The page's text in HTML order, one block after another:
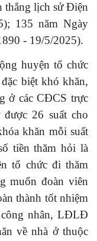
thắng lịch sử Điện
135 năm Ngày
- 19/5/2025).
huyện tổ chức
biệt khó khăn,
ở các CĐCS trực
26 suất cho
khăn mỗi suất
tiền thăm hỏi là
tổ chức đi thăm
muốn đoàn viên
thành tốt nhiệm
nhân, LĐLĐ
về nhà ở thuộc